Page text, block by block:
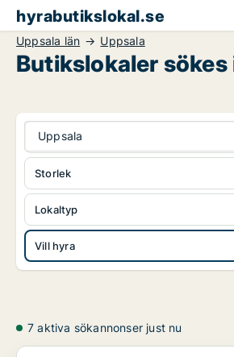
hyrabutikslokal.se
Uppsala län Uppsala
Butikslokaler sökes
Uppsala
Lokaltyp
Vill hyra
Storlek
7 aktiva sökannonser just nu